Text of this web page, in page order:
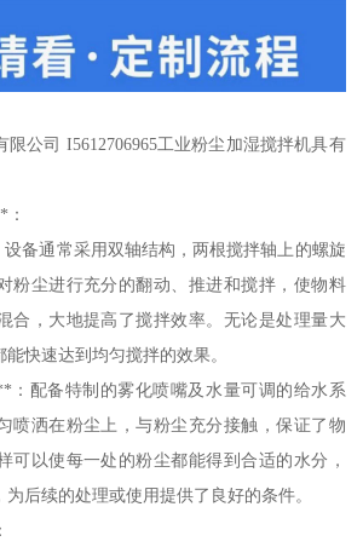
公司 I5612706965工业粉尘加湿搅拌机具有
备通常采用双轴结构，两根搅拌轴上的螺旋
粉尘进行充分的翻动、推进和搅拌，使物料
合，大地提高了搅拌效率。无论是处理量大
快速达到均匀搅拌的效果。
配备特制的雾化喷嘴及水量可调的给水系
喷洒在粉尘上，与粉尘充分接触，保证了物
可以使每一处的粉尘都能得到合适的水分，
后续的处理或使用提供了良好的条件。